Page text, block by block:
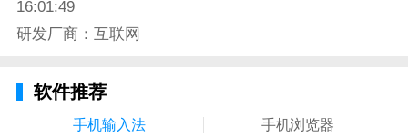
Mraz……想了解更多，3 亿评论等你来看；
- 找同好/聊话题——吐槽烂片，和美剧粉猜剧情，找同
16:01:49
研发厂商：互联网
软件推荐
手机输入法 手机浏览器